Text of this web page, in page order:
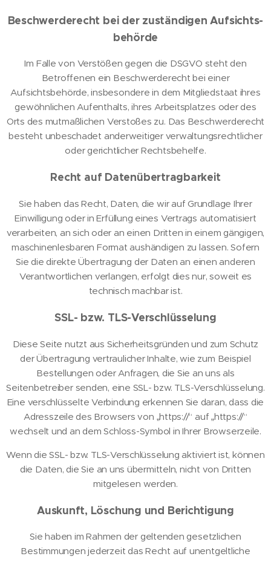
Beschwerde­recht bei der zuständigen Aufsichts­
behörde
Im Falle von Verstößen gegen die DSGVO steht den
Betroffenen ein Beschwerderecht bei einer
Aufsichtsbehörde, insbesondere in dem Mitgliedstaat ihres
gewöhnlichen Aufenthalts, ihres Arbeitsplatzes oder des
Orts des mutmaßlichen Verstoßes zu. Das Beschwerderecht
besteht unbeschadet anderweitiger verwaltungsrechtlicher
oder gerichtlicher Rechtsbehelfe.
Recht auf Daten­übertrag­barkeit
Sie haben das Recht, Daten, die wir auf Grundlage Ihrer
Einwilligung oder in Erfüllung eines Vertrags automatisiert
verarbeiten, an sich oder an einen Dritten in einem gängigen,
maschinenlesbaren Format aushändigen zu lassen. Sofern
Sie die direkte Übertragung der Daten an einen anderen
Verantwortlichen verlangen, erfolgt dies nur, soweit es
technisch machbar ist.
SSL- bzw. TLS-Verschlüsselung
Diese Seite nutzt aus Sicherheitsgründen und zum Schutz
der Übertragung vertraulicher Inhalte, wie zum Beispiel
Bestellungen oder Anfragen, die Sie an uns als
Seitenbetreiber senden, eine SSL- bzw. TLS-Verschlüsselung.
Eine verschlüsselte Verbindung erkennen Sie daran, dass die
Adresszeile des Browsers von „https://“ auf „https://“
wechselt und an dem Schloss-Symbol in Ihrer Browserzeile.
Wenn die SSL- bzw. TLS-Verschlüsselung aktiviert ist, können
die Daten, die Sie an uns übermitteln, nicht von Dritten
mitgelesen werden.
Auskunft, Löschung und Berichtigung
Sie haben im Rahmen der geltenden gesetzlichen
Bestimmungen jederzeit das Recht auf unentgeltliche